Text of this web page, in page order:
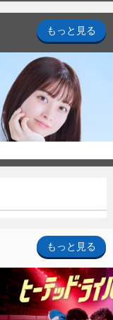
もっと見る
もっと見る